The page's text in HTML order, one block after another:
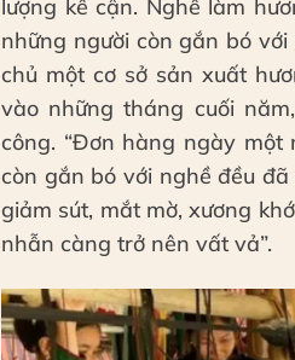
lượng kế cận. Nghề làm
những người còn gắn bó
chủ một cơ sở sản xuất
vào những tháng cuối
công. “Đơn hàng ngày
còn gắn bó với nghề đều
giảm sút, mắt mờ, xương
nhẫn càng trở nên vất vả”.